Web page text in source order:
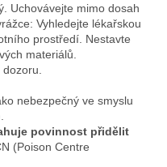
Uchovávejte mimo dosah
Vyhledejte lékařskou
prostředí. Nestavte
materiálů.
nebezpečný ve smyslu
povinnost přidělit
(Poison Centre